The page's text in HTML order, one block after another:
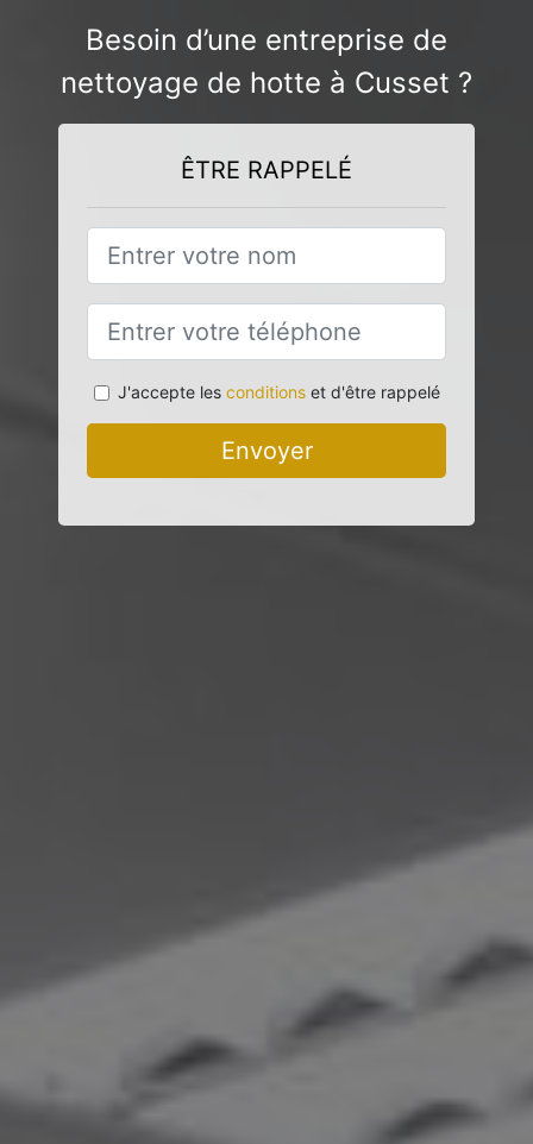
Besoin d’une entreprise de
nettoyage de hotte à Cusset ?
ÊTRE RAPPELÉ
J'accepte les conditionset d'être rappelé
Envoyer